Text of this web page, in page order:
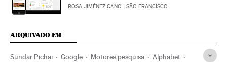
ROSA JIMÉNEZ CANO | SÃO FRANCISCO
ARQUIVADO EM
Sundar Pichai Google Motores pesquisa Alphabet